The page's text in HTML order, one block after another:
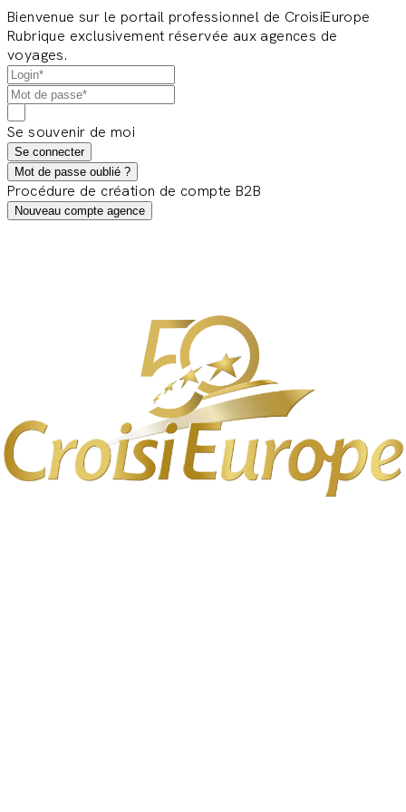
Bienvenue sur le portail professionnel de CroisiEurope
Rubrique exclusivement réservée aux agences de
voyages.
Se souvenir de moi
Se connecter
Mot de passe oublié ?
Procédure de création de compte B2B
Nouveau compte agence